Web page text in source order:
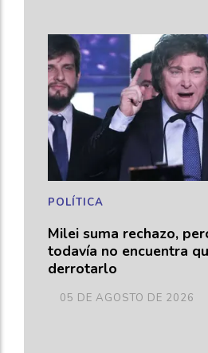
Milei suma rechazo,
todavía no encuentra
derrotarlo
POLÍTICA
05 DE AGOSTO DE 2026